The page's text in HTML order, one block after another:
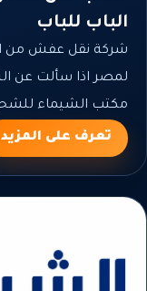
الباب للباب
شركة نقل عفش من
لمصر اذا سألت عن
مكتب الشيماء
تعرف على المزيد